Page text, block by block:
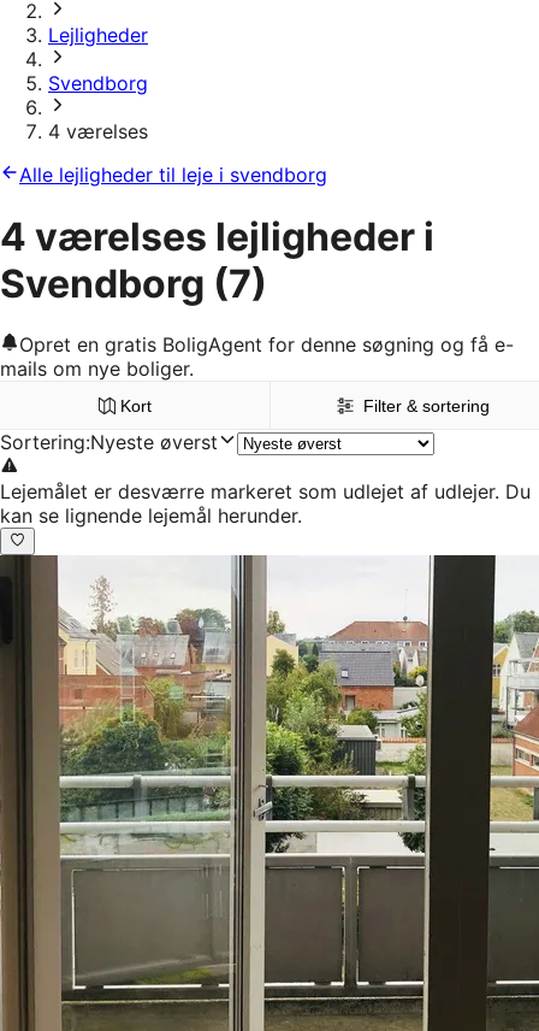
Lejligheder
Svendborg
4 værelses
Alle lejligheder til leje i svendborg
4 værelses lejligheder i
Svendborg (7)
Opret en gratis BoligAgent for denne søgning og få e-
mails om nye boliger.
Kort Filter & sortering
Sortering:Nyeste øverst
Lejemålet er desværre markeret som udlejet af udlejer. Du
kan se lignende lejemål herunder.